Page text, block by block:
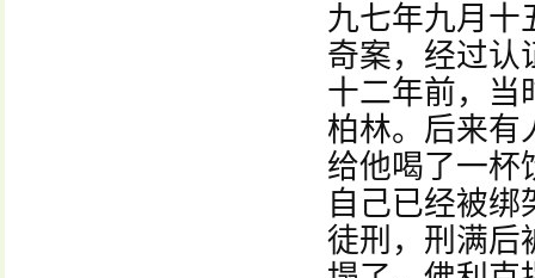
九七年九月十
奇案，经过认
十二年前，当
柏林。后来有
给他喝了一杯
自己已经被
徒刑，刑满后